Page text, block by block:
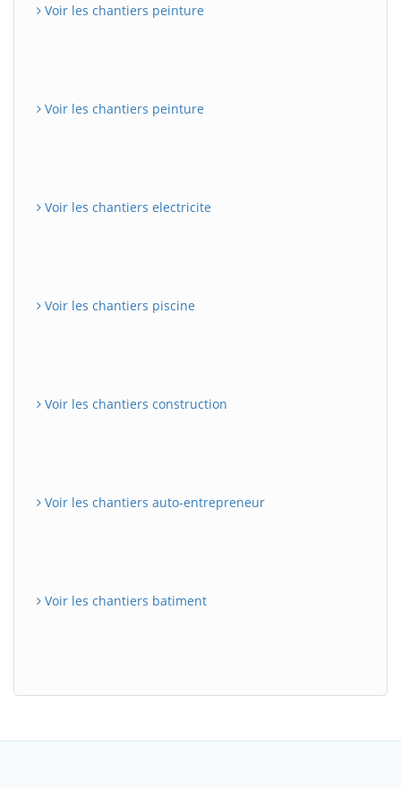
Voir les chantiers peinture
Voir les chantiers peinture
Voir les chantiers electricite
Voir les chantiers piscine
Voir les chantiers construction
Voir les chantiers auto-entrepreneur
Voir les chantiers batiment